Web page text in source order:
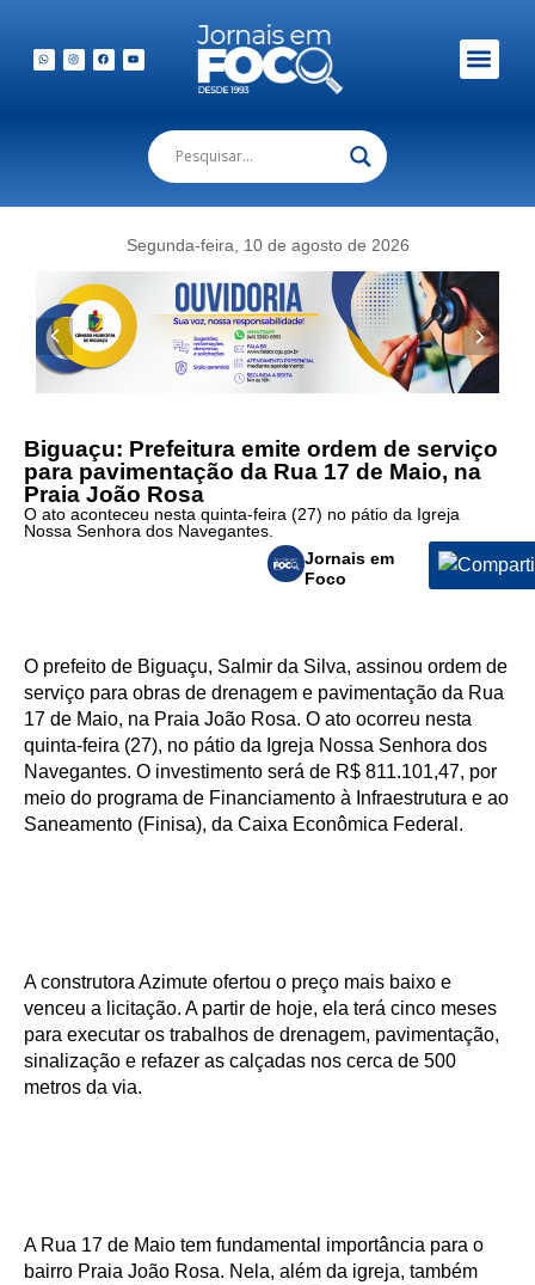
Segunda-feira, 10 de agosto de 2026
Biguaçu: Prefeitura emite ordem de serviço
para pavimentação da Rua 17 de Maio, na
Praia João Rosa
O ato aconteceu nesta quinta-feira (27) no pátio da Igreja
Nossa Senhora dos Navegantes.
Jornais em
Foco
O prefeito de Biguaçu, Salmir da Silva, assinou ordem de
serviço para obras de drenagem e pavimentação da Rua
17 de Maio, na Praia João Rosa. O ato ocorreu nesta
quinta-feira (27), no pátio da Igreja Nossa Senhora dos
Navegantes. O investimento será de R$ 811.101,47, por
meio do programa de Financiamento à Infraestrutura e ao
Saneamento (Finisa), da Caixa Econômica Federal.
A construtora Azimute ofertou o preço mais baixo e
venceu a licitação. A partir de hoje, ela terá cinco meses
para executar os trabalhos de drenagem, pavimentação,
sinalização e refazer as calçadas nos cerca de 500
metros da via.
A Rua 17 de Maio tem fundamental importância para o
bairro Praia João Rosa. Nela, além da igreja, também